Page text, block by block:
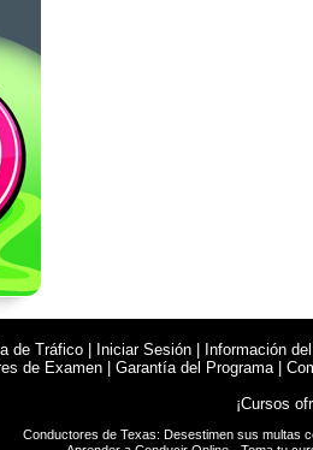
de Tráfico Iniciar Sesión
Información
de Examen Garantía del Programa|
¡Cursos
Conductores de Texas: Desestimen sus multas